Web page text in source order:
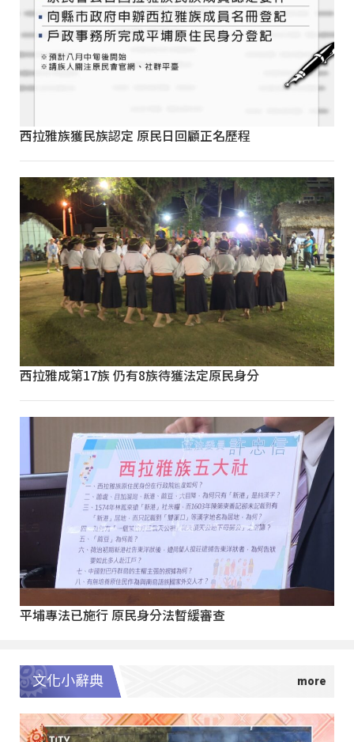
西拉雅族獲民族認定 原民日回顧正名歷程
西拉雅成第17族 仍有8族待獲法定原民身分
平埔專法已施行 原民身分法暫緩審查
文化小辭典